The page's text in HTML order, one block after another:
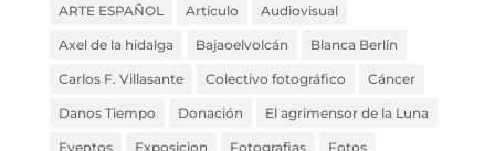
ARTE ESPAÑOL Artículo Audiovisual
Axel de la hidalga Bajaoelvolcán Blanca Berlín
Carlos F. Villasante Colectivo fotográfico Cáncer
Danos Tiempo Donación El agrimensor de la Luna
Eventos Exposicion Fotografias Fotos